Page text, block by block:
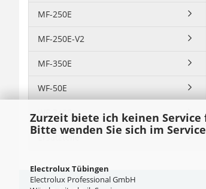
Zurzeit biete ich keinen
Bitte wenden Sie sich im
Electrolux Tübingen
Electrolux Professional GmbH
MF-250E
MF-250E-V2
MF-350E
WF-50E
WF-740E
Ersatzteile